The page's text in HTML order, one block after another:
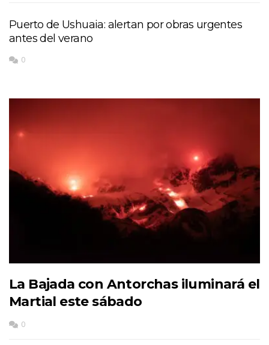
Puerto de Ushuaia: alertan por obras urgentes
antes del verano
0
La Bajada con Antorchas iluminará el
Martial este sábado
0